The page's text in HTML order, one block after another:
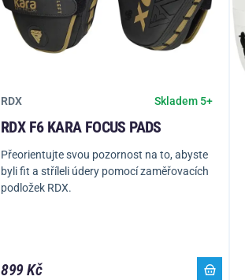
RDX Skladem 5+
RDX F6 KARA FOCUS PADS
Přeorientujte svou pozornost na to, abyste
byli fit a stříleli údery pomocí zaměřovacích
podložek RDX.
899 Kč